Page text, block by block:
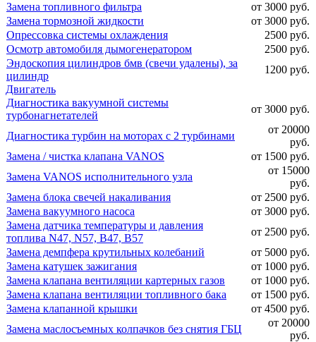
Замена топливного фильтра
от 3000 руб.
Замена тормозной жидкости
от 3000 руб.
Опрессовка системы охлаждения
2500 руб.
Осмотр автомобиля дымогенератором
2500 руб.
Эндоскопия цилиндров бмв (свечи удалены), за
цилиндр
1200 руб.
Двигатель
Диагностика вакуумной системы
турбонагнетателей
от 3000 руб.
Диагностика турбин на моторах с 2 турбинами
от 20000
руб.
Замена / чистка клапана VANOS
от 1500 руб.
Замена VANOS исполнительного узла
от 15000
руб.
Замена блока свечей накаливания
от 2500 руб.
Замена вакуумного насоса
от 3000 руб.
Замена датчика температуры и давления
топлива N47, N57, B47, B57
от 2500 руб.
Замена демпфера крутильных колебаний
от 5000 руб.
Замена катушек зажигания
от 1000 руб.
Замена клапана вентиляции картерных газов
от 1000 руб.
Замена клапана вентиляции топливного бака
от 1500 руб.
Замена клапанной крышки
от 4500 руб.
Замена маслосъемных колпачков без снятия ГБЦ
от 20000
руб.